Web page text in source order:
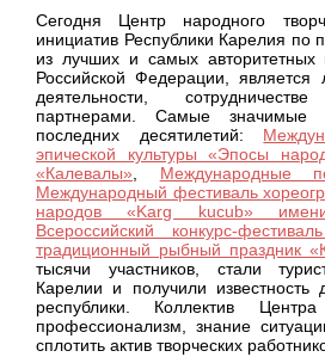
Сегодня Центр народного
инициатив Республики Карелия по
из лучших и самых
Российской Федерации, является
деятельности,
партнерами. Самые значимые
последних десятилетий:
эпической культуры «Эпосы
«Калевалы»
Международные
Международный фестиваль
народов «Karg kucub»
Всероссийский конкурс-
традиционный рыбный праздник
тысячи участников, стали
Карелии и получили известность
республики. Коллектив
профессионализм, знание
сплотить актив творческих